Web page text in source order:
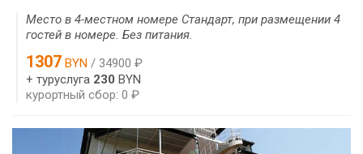
Место в 4-местном номере Стандарт, при размещении 4
гостей в номере. Без питания.
1307 BYN / 34900 ₽
+ туруслуга 230 BYN
курортный сбор: 0 ₽